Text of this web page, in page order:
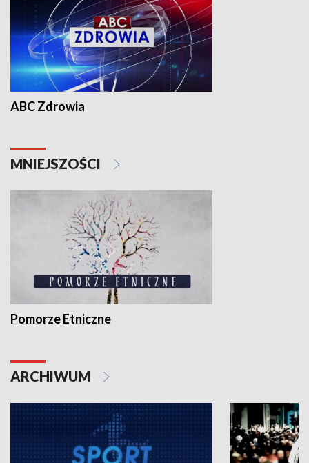
ABC Zdrowia
MNIEJSZOŚCI
Pomorze Etniczne
ARCHIWUM